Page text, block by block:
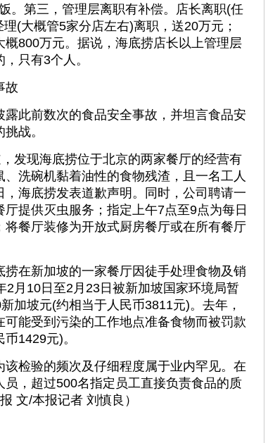
。第三，管理层离职有补偿。店长离职(任
(大概管5家分店左右)离职，送20万元；
800万元。据说，海底捞店长以上管理层
只有3个人。
故
此前数次的食品安全事故，并坦言食品安
战。
现海底捞位于北京的两家餐厅的经营有
洗碗机黏着油性的食物残渣，且一名工人
海底捞发表道歉声明。同时，公司聘请一
提供灭虫服务；指定上午7点至9点为每日
餐厅装修为开放式厨房餐厅或在所有餐厅
在新加坡的一家餐厅因徒手处理食物及销
2月10日至2月23日被新加坡国家环境局暂
加坡元(约相当于人民币3811元)。去年，
能受到污染的工作地点准备食物而被罚款
1429元)。
检验的频次及仔细程度属于业内罕见。在
，超过500名指定员工直接负责食品的质
文/本报记者 刘慎良）